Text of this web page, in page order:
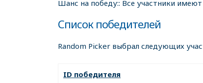
Шанс на победу:: Все участники
Список победителей
Random Picker выбрал следующих
ID победителя